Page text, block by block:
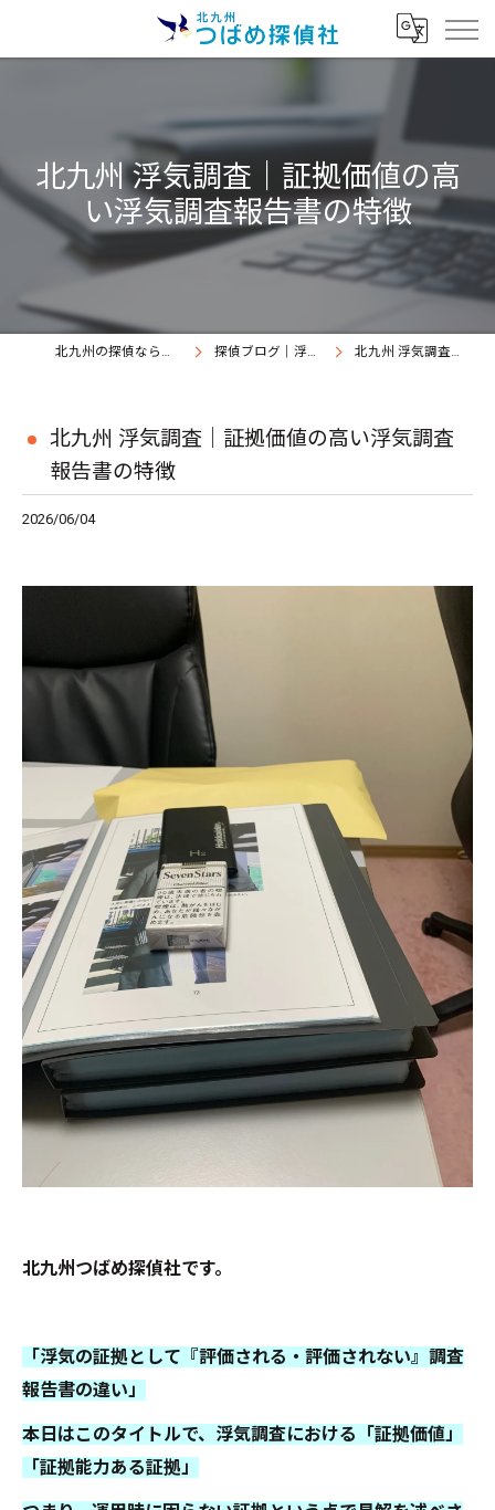
北九州 浮気調査｜証拠価値の高
い浮気調査報告書の特徴
北九州の探偵なら北九州つばめ探偵社｜証拠満載提出継続中 探偵ブログ｜浮気調査北九州、北九州つばめ探偵社 北九州 浮気調査｜証拠価値の高い浮気調査報告書の特徴
北九州 浮気調査｜証拠価値の高い浮気調査
報告書の特徴
2026/06/04
北九州つばめ探偵社です。
「浮気の証拠として『評価される・評価されない』調査
報告書の違い」
本日はこのタイトルで、浮気調査における「証拠価値」
「証拠能力ある証拠」